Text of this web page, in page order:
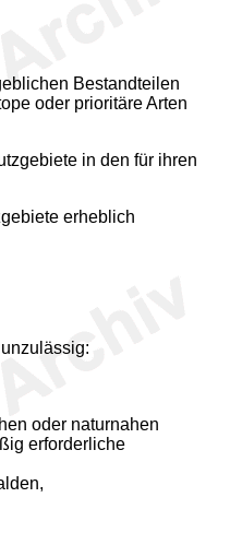
Bestandteilen
oder prioritäre Arten
in den für ihren
erheblich
oder naturnahen
erforderliche